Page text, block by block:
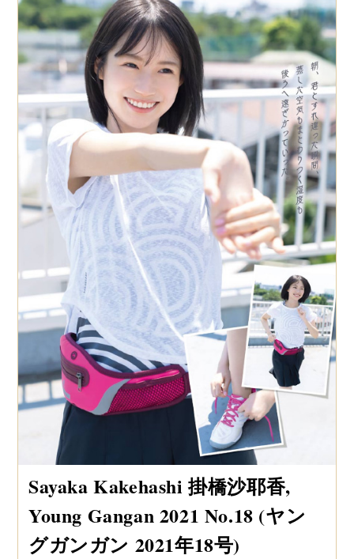
Sayaka Kakehashi 掛橋沙耶香,
Young Gangan 2021 No.18 (ヤン
グガンガン 2021年18号)